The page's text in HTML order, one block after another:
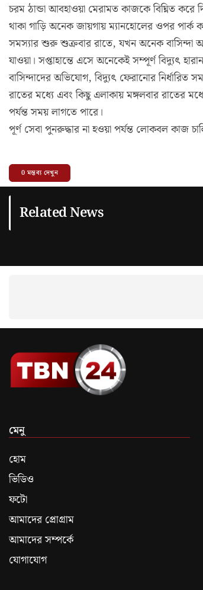
চরম ঠান্ডা আবহাওয়া মেরামত কাজকে বিঘ্নিত
থাকা গাড়ি অনেক জায়গায় ম্যানহোলের ওপর পার্ক
সমস্যার শুরু শুক্রবার রাতে, যখন অনেক বাসিন্দা
যাওয়া। সপ্তাহান্তে এসে অনেকেই সম্পূর্ণ বিদ্যুৎ
বাসিন্দাদের অভিযোগ, বিদ্যুৎ ফেরানোর
রাতের মধ্যে এবং কিছু এলাকায় মঙ্গলবার রাতের
পর্যন্ত সময় লাগতে পারে।
পূর্ণ সেবা পুনরুদ্ধার না হওয়া পর্যন্ত লোকবল কাজ
0মন্তব্য দেখুন
Related News
মেনু
হোম
ভিডিও
ফটো
আমাদের প্রোগ্রাম
আমাদের সম্পর্কে
যোগাযোগ